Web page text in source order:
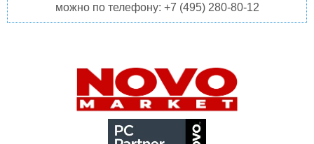
можно по телефону: +7 (495) 280-80-12